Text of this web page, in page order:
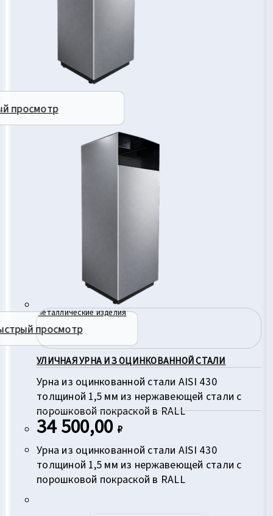
просмотр
просмотр
Металлические изделия
УЛИЧНАЯ УРНА ИЗ ОЦИНКОВАННОЙ СТАЛИ
Урна из оцинкованной стали AISI 430
толщиной 1,5 мм из нержавеющей стали с
порошковой покраской в RALL
34 500,00 ₽
Урна из оцинкованной стали AISI 430
толщиной 1,5 мм из нержавеющей стали с
порошковой покраской в RALL